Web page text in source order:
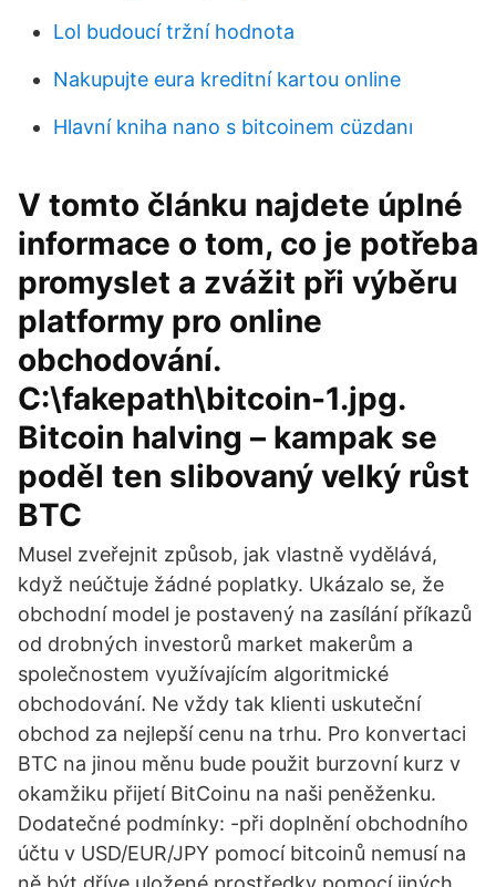
Lol budoucí tržní hodnota
Nakupujte eura kreditní kartou online
Hlavní kniha nano s bitcoinem cüzdanı
V tomto článku najdete úplné
informace o tom, co je potřeba
promyslet a zvážit při výběru
platformy pro online
obchodování.
C:\fakepath\bitcoin-1.jpg.
Bitcoin halving – kampak se
poděl ten slibovaný velký růst
BTC
Musel zveřejnit způsob, jak vlastně vydělává,
když neúčtuje žádné poplatky. Ukázalo se, že
obchodní model je postavený na zasílání příkazů
od drobných investorů market makerům a
společnostem využívajícím algoritmické
obchodování. Ne vždy tak klienti uskuteční
obchod za nejlepší cenu na trhu. Pro konvertaci
BTC na jinou měnu bude použit burzovní kurz v
okamžiku přijetí BitCoinu na naši peněženku.
Dodatečné podmínky: -při doplnění obchodního
účtu v USD/EUR/JPY pomocí bitcoinů nemusí na